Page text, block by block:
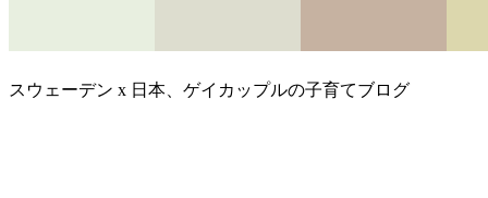
スウェーデン x 日本、ゲイカップルの子育てブログ